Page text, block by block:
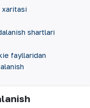
xaritasi
shartlari
fayllaridan